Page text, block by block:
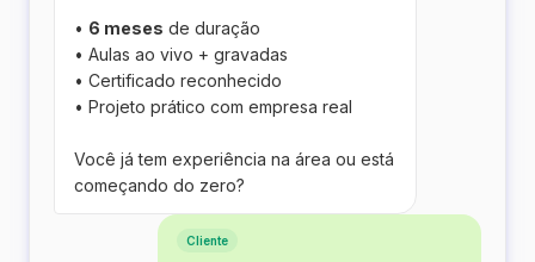
• 6 meses de duração
• Aulas ao vivo + gravadas
• Certificado reconhecido
• Projeto prático com empresa real
Você já tem experiência na área ou está
começando do zero?
Cliente